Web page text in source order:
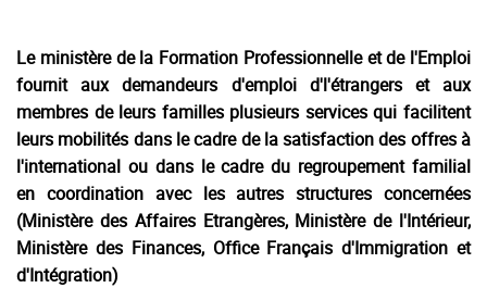
Le ministère de la Formation Professionnelle et de l'Emploi
fournit aux demandeurs d'emploi d'l'étrangers et aux
membres de leurs familles plusieurs services qui facilitent
leurs mobilités dans le cadre de la satisfaction des offres à
l'international ou dans le cadre du regroupement familial
en coordination avec les autres structures concernées
(Ministère des Affaires Etrangères, Ministère de l'Intérieur,
Ministère des Finances, Office Français d'Immigration et
d'Intégration)